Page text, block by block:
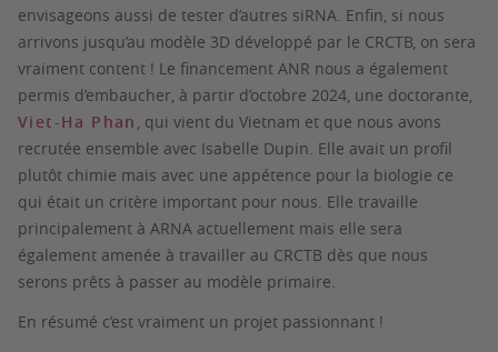
envisageons aussi de tester d’autres siRNA. Enfin, si nous
arrivons jusqu’au modèle 3D développé par le CRCTB, on sera
vraiment content ! Le financement ANR nous a également
permis d’embaucher, à partir d’octobre 2024, une doctorante,
Viet-Ha Phan , qui vient du Vietnam et que nous avons
recrutée ensemble avec Isabelle Dupin. Elle avait un profil
plutôt chimie mais avec une appétence pour la biologie ce
qui était un critère important pour nous. Elle travaille
principalement à ARNA actuellement mais elle sera
également amenée à travailler au CRCTB dès que nous
serons prêts à passer au modèle primaire.
En résumé c’est vraiment un projet passionnant !